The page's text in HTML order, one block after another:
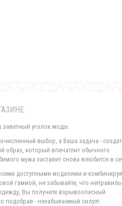
уголок моды.
выбор, а Ваша задача -
образ, который впечатлит обычного
мужа заставит снова влюбится в
доступными моделями и
гаммой, не забывайте, что
Вы получите взрывоопасный
подобрав - незабываемый силуэт.